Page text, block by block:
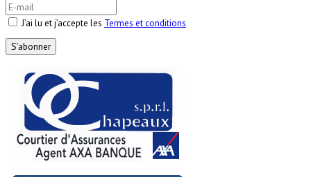
J’ai lu et j’accepte les Termes et conditions